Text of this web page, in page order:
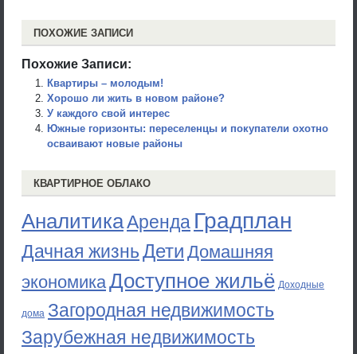
ПОХОЖИЕ ЗАПИСИ
Похожие Записи:
Квартиры – молодым!
Хорошо ли жить в новом районе?
У каждого свой интерес
Южные горизонты: переселенцы и покупатели охотно
осваивают новые районы
КВАРТИРНОЕ ОБЛАКО
АналитикаАренда Градплан
Дачная жизньДети Домашняя
экономикаДоступное жильё Доходные
дома Загородная недвижимость
Зарубежная недвижимость